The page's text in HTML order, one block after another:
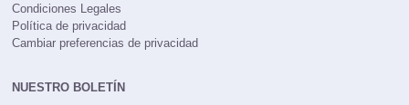
Condiciones Legales
Política de privacidad
Cambiar preferencias de privacidad
NUESTRO BOLETÍN